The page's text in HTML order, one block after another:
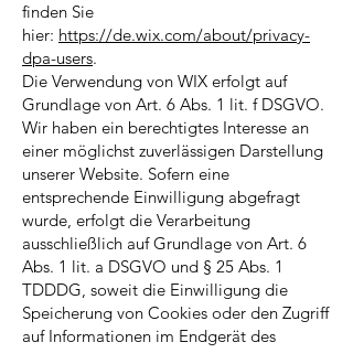
finden Sie
hier: https://de.wix.com/about/privacy-
dpa-users.
Die Verwendung von WIX erfolgt auf
Grundlage von Art. 6 Abs. 1 lit. f DSGVO.
Wir haben ein berechtigtes Interesse an
einer möglichst zuverlässigen Darstellung
unserer Website. Sofern eine
entsprechende Einwilligung abgefragt
wurde, erfolgt die Verarbeitung
ausschließlich auf Grundlage von Art. 6
Abs. 1 lit. a DSGVO und § 25 Abs. 1
TDDDG, soweit die Einwilligung die
Speicherung von Cookies oder den Zugriff
auf Informationen im Endgerät des